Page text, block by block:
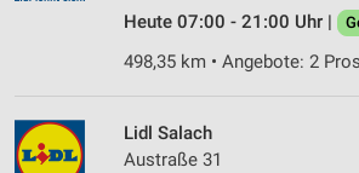
Heute 07:00 - 21:00 Uhr |
498,35 km • Angebote: 2
Lidl Salach
Austraße 31